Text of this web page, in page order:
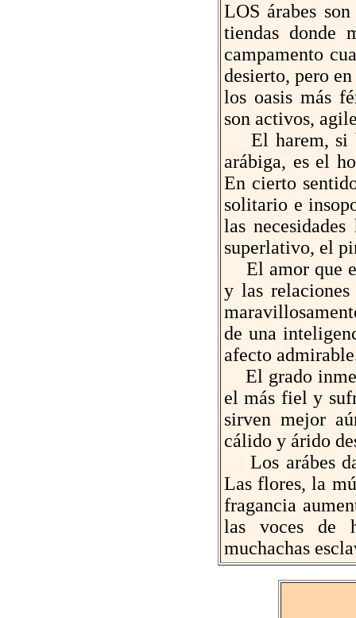
LOS árabes
tiendas donde
campamento
desierto, pero
los oasis más
son activos,
El harem, si
arábiga, es el
En cierto
solitario e
las
superlativo, el
El amor que
y las
de una
afecto
El grado
el más fiel y
sirven mejor
cálido y árido
Los arábes
Las flores, la
fragancia
las voces de
muchachas